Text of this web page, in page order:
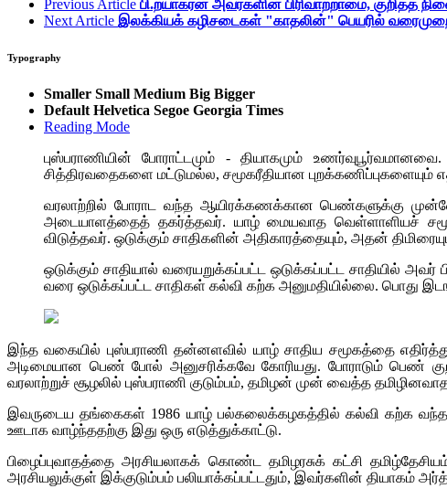
Previous Article பி.றயாகரன் அவர்களின் பிரிவாற்றாமை, குறித்த
Next Article இலக்கியக் கழிசடைகள் "காதலின்" பெயரில்
Typography
Smaller Small Medium Big Bigger
Default Helvetica Segoe Georgia Times
Reading Mode
புஸ்பராணியின் போராட்டமும் - தியாகமும்
சித்திரவதைகளை மட்டுமல்ல, சமூகரீதியான
வரலாற்றில் போராட வந்த ஆயிரக்கணக்கான பெண்களுக்கு
அடையாளத்தைத் தகர்த்தவர். யாழ் மையவாத வெள்ளாளியச்
விடுத்தவர். ஒடுக்கும் சாதிகளின் அதிகாரத்தையும், அதன்
ஒடுக்கும் சாதியால் வரையறுக்கப்பட்ட ஒடுக்கப்பட்ட சாதியில்
வரை ஒடுக்கப்பட்ட சாதிகள் கல்வி கற்க அனுமதியில்லை. பொது
இந்த வகையில் புஸ்பராணி தன்னளவில் யாழ் சாதிய சமூகத்தை
அடிமையான பெண் போல் அனுசரிக்கவே கோரியது. போராடும் பெண்
வரலாற்றுச் சூழலில் புஸ்பராணி குடும்பம், தமிழன் முன் வைத்த
இவருடைய தங்கைகள் 1986 யாழ் பல்கலைக்கழகத்தில் கல்வி கற்க
ஊடாக வாழ்ந்ததற்கு இது ஒரு எடுத்துக்காட்டு.
பிழைப்புவாதத்தை அரசியலாகக் கொண்ட தமிழரசுக் கட்சி
அரசியலுக்குள் இக்குடும்பம் பலியாக்கப்பட்டதும், இவர்களின் தியாகம்